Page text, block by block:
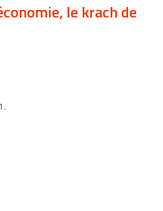
le krach de
.